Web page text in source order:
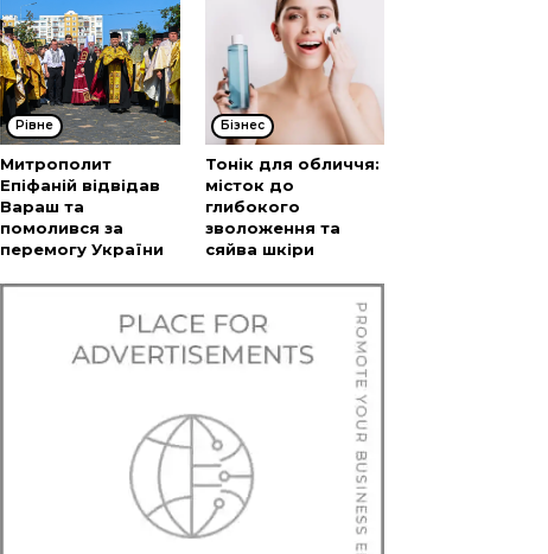
Рівне
Митрополит
Епіфаній відвідав
Вараш та
помолився за
перемогу України
Бізнес
Тонік для обличчя:
місток до
глибокого
зволоження та
сяйва шкіри